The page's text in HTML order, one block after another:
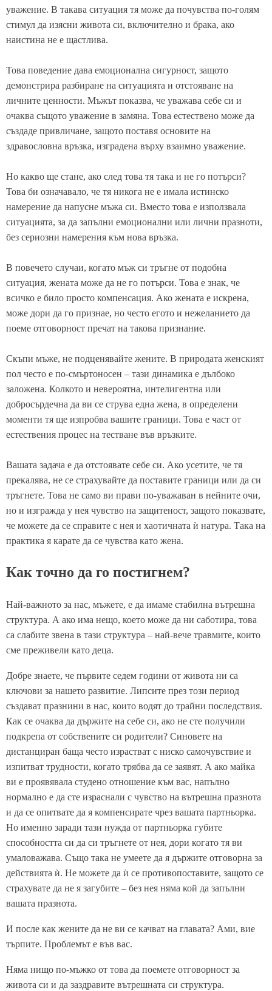
уважение. В такава ситуация тя може да почувства по-голям
стимул да изясни живота си, включително и брака, ако
наистина не е щастлива.
Това поведение дава емоционална сигурност, защото
демонстрира разбиране на ситуацията и отстояване на
личните ценности. Мъжът показва, че уважава себе си и
очаква същото уважение в замяна. Това естествено може да
създаде привличане, защото поставя основите на
здравословна връзка, изградена върху взаимно уважение.
Но какво ще стане, ако след това тя така и не го потърси?
Това би означавало, че тя никога не е имала истинско
намерение да напусне мъжа си. Вместо това е използвала
ситуацията, за да запълни емоционални или лични празноти,
без сериозни намерения към нова връзка.
В повечето случаи, когато мъж си тръгне от подобна
ситуация, жената може да не го потърси. Това е знак, че
всичко е било просто компенсация. Ако жената е искрена,
може дори да го признае, но често егото и нежеланието да
поеме отговорност пречат на такова признание.
Скъпи мъже, не подценявайте жените. В природата женският
пол често е по-смъртоносен – тази динамика е дълбоко
заложена. Колкото и невероятна, интелигентна или
добросърдечна да ви се струва една жена, в определени
моменти тя ще изпробва вашите граници. Това е част от
естествения процес на тестване във връзките.
Вашата задача е да отстоявате себе си. Ако усетите, че тя
прекалява, не се страхувайте да поставите граници или да си
тръгнете. Това не само ви прави по-уважаван в нейните очи,
но и изгражда у нея чувство на защитеност, защото показвате,
че можете да се справите с нея и хаотичната ѝ натура. Така на
практика я карате да се чувства като жена.
Как точно да го постигнем?
Най-важното за нас, мъжете, е да имаме стабилна вътрешна
структура. А ако има нещо, което може да ни саботира, това
са слабите звена в тази структура – най-вече травмите, които
сме преживели като деца.
Добре знаете, че първите седем години от живота ни са
ключови за нашето развитие. Липсите през този период
създават празнини в нас, които водят до трайни последствия.
Как се очаква да държите на себе си, ако не сте получили
подкрепа от собствените си родители? Синовете на
дистанциран баща често израстват с ниско самочувствие и
изпитват трудности, когато трябва да се заявят. А ако майка
ви е проявявала студено отношение към вас, напълно
нормално е да сте израснали с чувство на вътрешна празнота
и да се опитвате да я компенсирате чрез вашата партньорка.
Но именно заради тази нужда от партньорка губите
способността си да си тръгнете от нея, дори когато тя ви
умаловажава. Също така не умеете да я държите отговорна за
действията ѝ. Не можете да ѝ се противопоставите, защото се
страхувате да не я загубите – без нея няма кой да запълни
вашата празнота.
И после как жените да не ви се качват на главата? Ами, вие
търпите. Проблемът е във вас.
Няма нищо по-мъжко от това да поемете отговорност за
живота си и да заздравите вътрешната си структура.